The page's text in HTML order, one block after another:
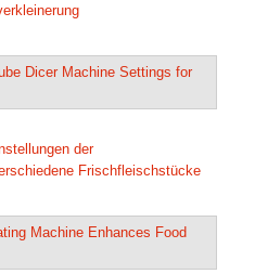
der
Frischfleischstücke